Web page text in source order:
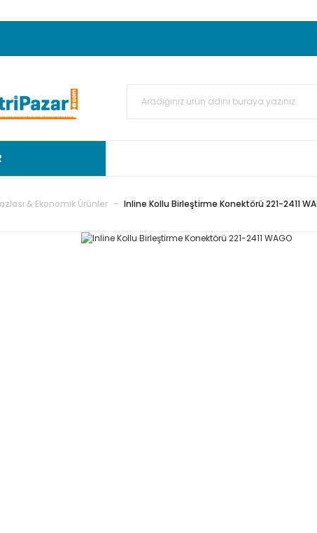
Üzeri Alışverişlerinizde KARGO BEDAVATC Standart
& Ekonomik Ürünler Inline Kollu Birleştirme Konektörü 221-2411